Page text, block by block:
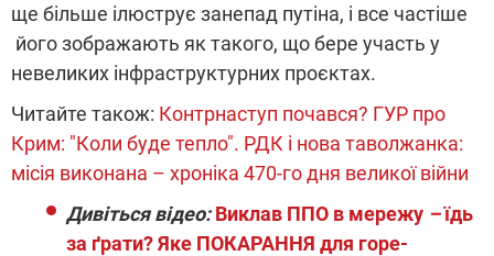
ще більше ілюструє занепад путіна, і все частіше
його зображають як такого, що бере участь у
невеликих інфраструктурних проєктах.
Читайте також: Контрнаступ почався? ГУР про
Крим: "Коли буде тепло". РДК і нова таволжанка:
місія виконана – хроніка 470-го дня великої війни
Дивіться відео: Виклав ППО в мережу –їдь
за ґрати? Яке ПОКАРАННЯ для горе-